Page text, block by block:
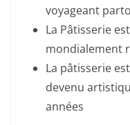
voyageant
La Pâtisserie
mondialement
La pâtisserie
devenu
années